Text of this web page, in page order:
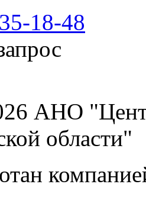
18-48
АНО
области"